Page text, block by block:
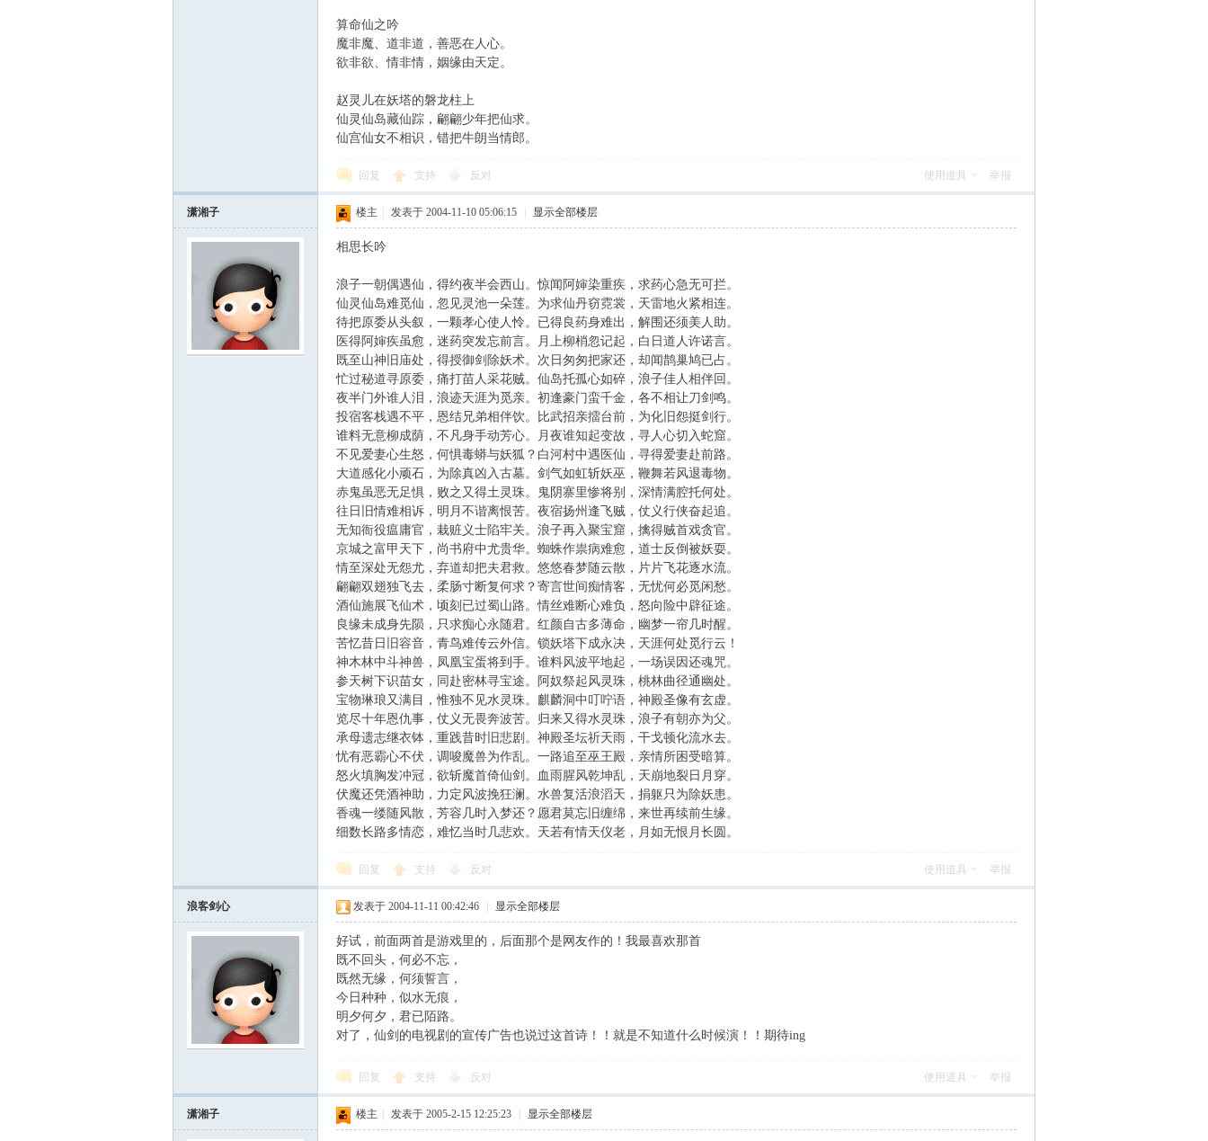
算命仙之吟
魔非魔、道非道，善恶在人心。
欲非欲、情非情，姻缘由天定。
赵灵儿在妖塔的磐龙柱上
仙灵仙岛藏仙踪，翩翩少年把仙求。
仙宫仙女不相识，错把牛朗当情郎。
回复 支持 反对 使用道具 举报
潇湘子 楼主 发表于 2004-11-10 05:06:15 显示全部楼层
相思长吟
浪子一朝偶遇仙，得约夜半会西山。惊闻阿婶染重疾，求药心急无可拦。
仙灵仙岛难觅仙，忽见灵池一朵莲。为求仙丹窃霓裳，天雷地火紧相连。
待把原委从头叙，一颗孝心使人怜。已得良药身难出，解围还须美人助。
医得阿婶疾虽愈，迷药突发忘前言。月上柳梢忽记起，白日道人许诺言。
既至山神旧庙处，得授御剑除妖术。次日匆匆把家还，却闻鹊巢鸠已占。
忙过秘道寻原委，痛打苗人采花贼。仙岛托孤心如碎，浪子佳人相伴回。
夜半门外谁人泪，浪迹天涯为觅亲。初逢豪门蛮千金，各不相让刀剑鸣。
投宿客栈遇不平，恩结兄弟相伴饮。比武招亲擂台前，为化旧怨挺剑行。
谁料无意柳成荫，不凡身手动芳心。月夜谁知起变故，寻人心切入蛇窟。
不见爱妻心生怒，何惧毒蟒与妖狐？白河村中遇医仙，寻得爱妻赴前路。
大道感化小顽石，为除真凶入古墓。剑气如虹斩妖巫，鞭舞若风退毒物。
赤鬼虽恶无足惧，败之又得土灵珠。鬼阴寨里惨将别，深情满腔托何处。
往日旧情难相诉，明月不谐离恨苦。夜宿扬州逢飞贼，仗义行侠奋起追。
无知衙役瘟庸官，栽赃义士陷牢关。浪子再入聚宝窟，擒得贼首戏贪官。
京城之富甲天下，尚书府中尤贵华。蜘蛛作祟病难愈，道士反倒被妖耍。
情至深处无怨尤，弃道却把夫君救。悠悠春梦随云散，片片飞花逐水流。
翩翩双翅独飞去，柔肠寸断复何求？寄言世间痴情客，无忧何必觅闲愁。
酒仙施展飞仙术，顷刻已过蜀山路。情丝难断心难负，怒向险中辟征途。
良缘未成身先陨，只求痴心永随君。红颜自古多薄命，幽梦一帘几时醒。
苦忆昔日旧容音，青鸟难传云外信。锁妖塔下成永决，天涯何处觅行云！
神木林中斗神兽，凤凰宝蛋将到手。谁料风波平地起，一场误因还魂咒。
参天树下识苗女，同赴密林寻宝途。阿奴祭起风灵珠，桃林曲径通幽处。
宝物琳琅又满目，惟独不见水灵珠。麒麟洞中叮咛语，神殿圣像有玄虚。
览尽十年恩仇事，仗义无畏奔波苦。归来又得水灵珠，浪子有朝亦为父。
承母遗志继衣钵，重践昔时旧悲剧。神殿圣坛祈天雨，干戈顿化流水去。
忧有恶霸心不伏，调唆魔兽为作乱。一路追至巫王殿，亲情所困受暗算。
怒火填胸发冲冠，欲斩魔首倚仙剑。血雨腥风乾坤乱，天崩地裂日月穿。
伏魔还凭酒神助，力定风波挽狂澜。水兽复活浪滔天，捐躯只为除妖患。
香魂一缕随风散，芳容几时入梦还？愿君莫忘旧缠绵，来世再续前生缘。
细数长路多情恋，难忆当时几悲欢。天若有情天仪老，月如无恨月长圆。
回复 支持 反对 使用道具 举报
浪客剑心 发表于 2004-11-11 00:42:46 显示全部楼层
好试，前面两首是游戏里的，后面那个是网友作的！我最喜欢那首
既不回头，何必不忘，
既然无缘，何须誓言，
今日种种，似水无痕，
明夕何夕，君已陌路。
对了，仙剑的电视剧的宣传广告也说过这首诗！！就是不知道什么时候演！！期待ing
回复 支持 反对 使用道具 举报
潇湘子 楼主 发表于 2005-2-15 12:25:23 显示全部楼层